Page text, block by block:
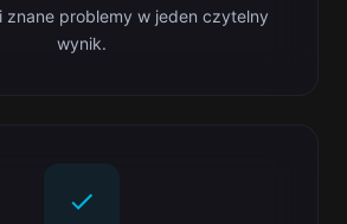
znane problemy w jeden czytelny
wynik.